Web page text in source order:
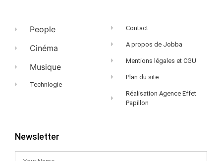
People
Cinéma
Musique
Technlogie
Contact
A propos de Jobba
Mentions légales et CGU
Plan du site
Réalisation Agence Effet
Papillon
Newsletter